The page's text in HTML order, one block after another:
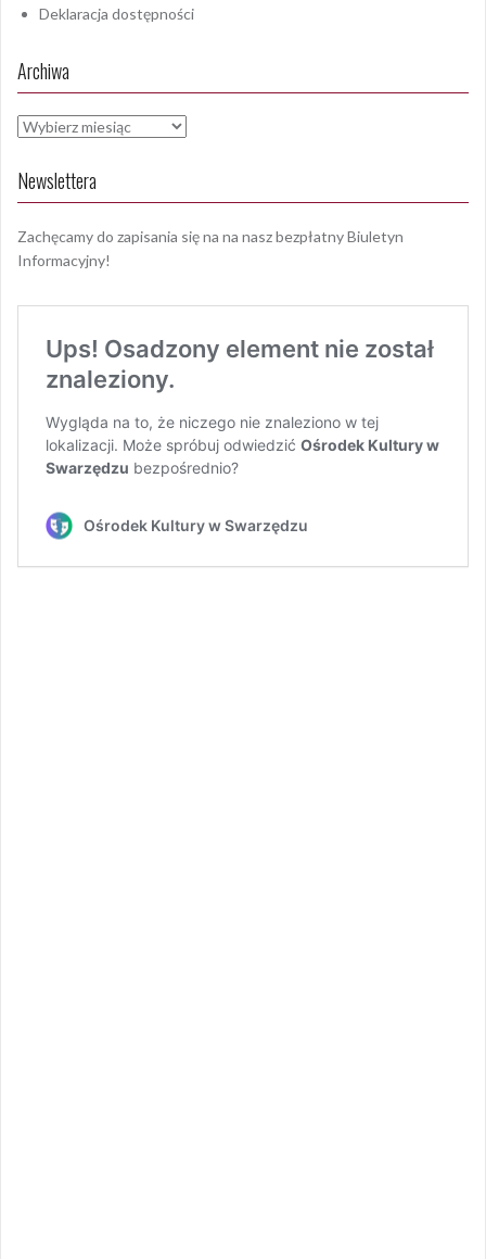
Deklaracja dostępności
Archiwa
Archiwa
Newslettera
Zachęcamy do zapisania się na na nasz bezpłatny Biuletyn
Informacyjny!